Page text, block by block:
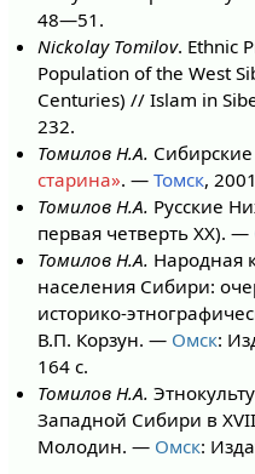
48—51.
Nickolay Tomilov. Ethnic
Population of the West
Centuries) // Islam in
232.
Томилов Н.А.
старина». —Томск,
Томилов Н.А. Русские
первая четверть XX). —
Томилов Н.А. Народная
населения Сибири:
историко-
В.П. Корзун. — Омск:
164 с.
Томилов Н.А.
Западной Сибири в
Молодин. — Омск: